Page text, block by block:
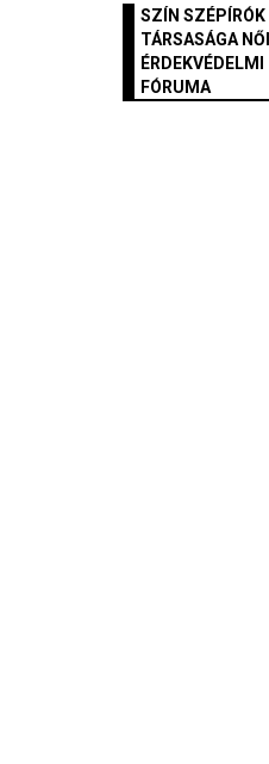
SZÍN SZÉPÍRÓK
TÁRSASÁGA NŐI
ÉRDEKVÉDELMI
FÓRUMA